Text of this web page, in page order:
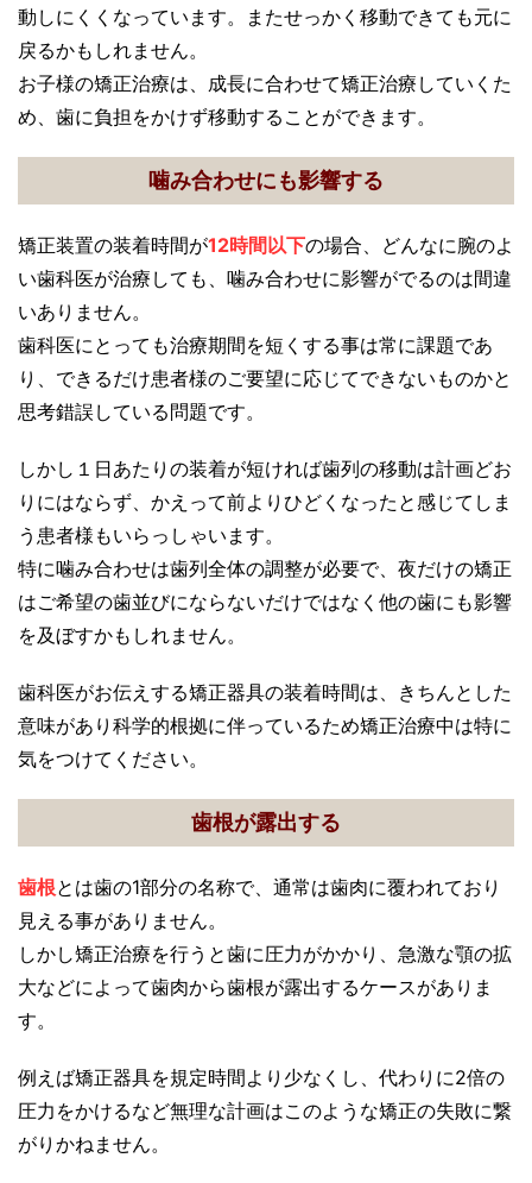
動しにくくなっています。またせっかく移動できても元に
戻るかもしれません。
お子様の矯正治療は、成長に合わせて矯正治療していくた
め、歯に負担をかけず移動することができます。
噛み合わせにも影響する
矯正装置の装着時間が12時間以下の場合、どんなに腕のよ
い歯科医が治療しても、噛み合わせに影響がでるのは間違
いありません。
歯科医にとっても治療期間を短くする事は常に課題であ
り、できるだけ患者様のご要望に応じてできないものかと
思考錯誤している問題です。
しかし１日あたりの装着が短ければ歯列の移動は計画どお
りにはならず、かえって前よりひどくなったと感じてしま
う患者様もいらっしゃいます。
特に噛み合わせは歯列全体の調整が必要で、夜だけの矯正
はご希望の歯並びにならないだけではなく他の歯にも影響
を及ぼすかもしれません。
歯科医がお伝えする矯正器具の装着時間は、きちんとした
意味があり科学的根拠に伴っているため矯正治療中は特に
気をつけてください。
歯根が露出する
歯根とは歯の1部分の名称で、通常は歯肉に覆われており
見える事がありません。
しかし矯正治療を行うと歯に圧力がかかり、急激な顎の拡
大などによって歯肉から歯根が露出するケースがありま
す。
例えば矯正器具を規定時間より少なくし、代わりに2倍の
圧力をかけるなど無理な計画はこのような矯正の失敗に繋
がりかねません。